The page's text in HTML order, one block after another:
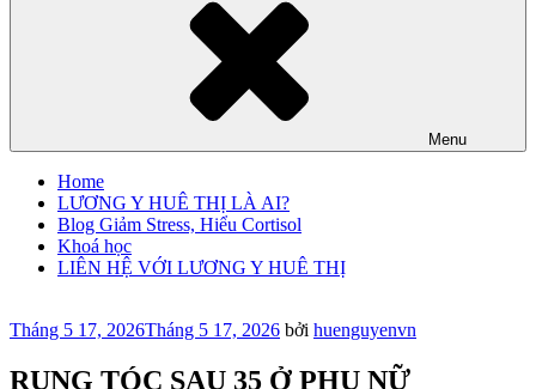
Menu
Home
LƯƠNG Y HUÊ THỊ LÀ AI?
Blog Giảm Stress, Hiểu Cortisol
Khoá học
LIÊN HỆ VỚI LƯƠNG Y HUÊ THỊ
Đăng
Tháng 5 17, 2026Tháng 5 17, 2026 bởi huenguyenvn
RỤNG TÓC SAU 35 Ở PHỤ NỮ